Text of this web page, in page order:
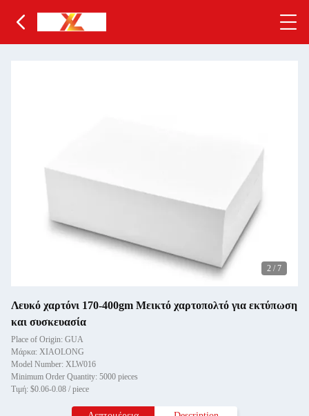
2 / 7
Λευκό χαρτόνι 170-400gm Μεικτό χαρτοπολτό για εκτύπωση
και συσκευασία
Place of Origin: GUA
Μάρκα: XIAOLONG
Model Number: XLW016
Minimum Order Quantity: 5000 pieces
Τιμή: $0.06-0.08 / piece